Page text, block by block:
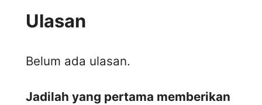
Ulasan
Belum ada ulasan.
Jadilah yang pertama memberikan